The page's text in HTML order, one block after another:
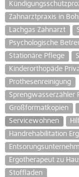
Zahnarztpraxis in
Lachgas Zahnarzt
Psychologische
Stationäre Pflege
Kinderorthopäde
Prothesenreinigung
Sprengwasserzähler
Großformatkopien
Servicewohnen
Handrehabilitation
Ergotherapeut zu
Stoffladen